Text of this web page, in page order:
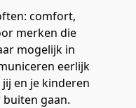
comfort,
merken die
mogelijk in
eerlijk
en je kinderen
gaan.